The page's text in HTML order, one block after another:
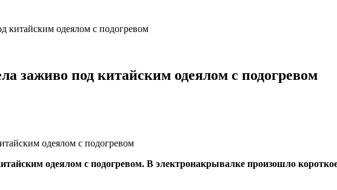
китайским одеялом с подогревом
заживо под китайским одеялом с подогревом
одеялом с подогревом. В электронакрывалке произошло